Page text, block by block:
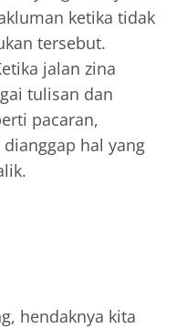
ketika tidak
tersebut.
jalan zina
tulisan dan
pacaran,
hal yang
hendaknya kita